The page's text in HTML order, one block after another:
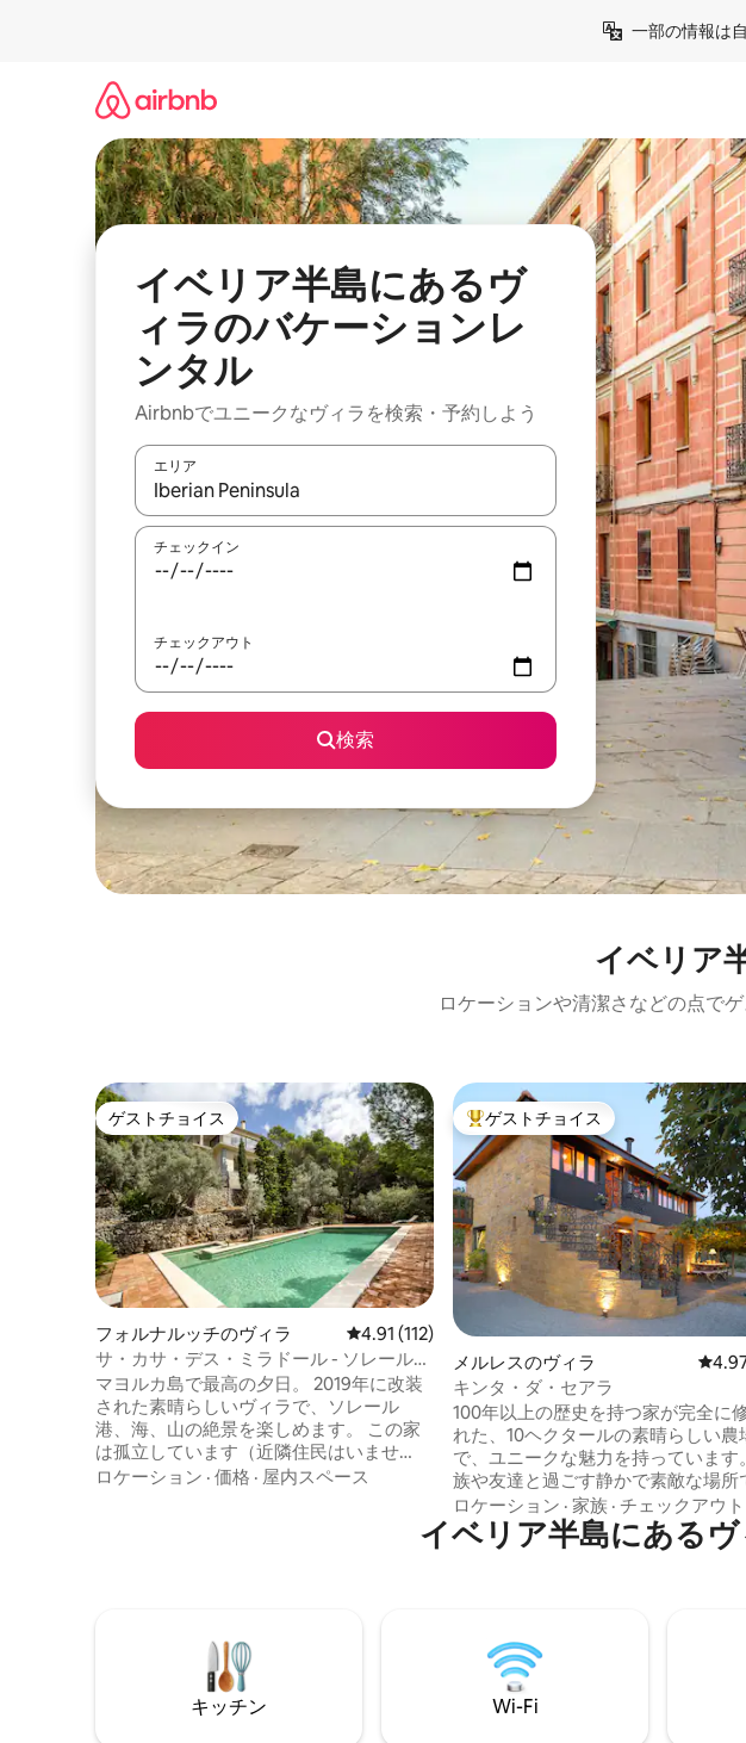
一部の情報は
イベリア半島にあるヴ
ィラのバケーションレ
ンタル
Airbnbでユニークなヴィラを検索・予約しよう
エリア
検索結果が表示されたら、上下の矢印キーを使って移動するか、画面をタッチ
チェックイン
チェックアウト
検索
イベリア
ロケーションや清潔さなどの点で
ゲストチョイス
ゲストチョイス
フォルナルッチのヴィラ レビュー112件、5つ星中4.91つ星の平均評価
4.91 (112)
サ・カサ・デス・ミラドール - ソレール・
バレー・ヴィラ - スタン
マヨルカ島で最高の夕日。 2019年に改装
された素晴らしいヴィラで、ソレール
港、海、山の絶景を楽しめます。 この家
は孤立しています（近隣住民はいませ
ん）が、ソレルの町から車でわずか5分で
ングルームで構成されており、すべて1階
ロケーション · 価格 · 屋内スペース
大好評のゲストチョイスです。
ゲストチョイス
メルレスのヴィラ レビ
キンタ・ダ・セアラ
100年以上の歴史を持つ家が完全に
れた、10ヘクタールの素晴らしい農
で、ユニークな魅力を持っています
族や友達と過ごす静かで素敵な場所
す。 ポルト市内中心部から高速道路
kmのメルレスにあります。 静かで
く、壮大な塩水プールとトレッキン
どを楽しむことができます。 毎朝焼
てのパンを無料でお届けします。
ロケーション · 家族 · チェックアウト
イベリア半島にある
キッチン Wi-Fi